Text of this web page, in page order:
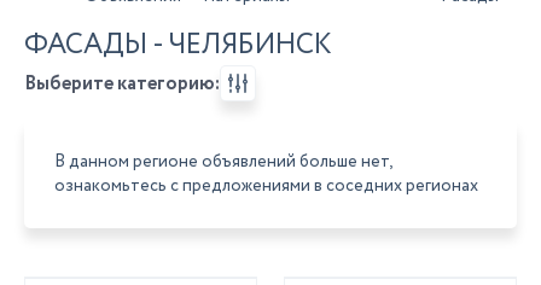
ФАСАДЫ - ЧЕЛЯБИНСК
Выберите категорию:
В данном регионе объявлений больше нет,
ознакомьтесь с предложениями в соседних регионах